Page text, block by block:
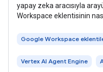
yapay zeka aracısıyla
Workspace eklentisinin
Google Workspace
Vertex AI Agent Engine